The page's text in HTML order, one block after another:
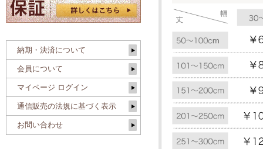
納期・決済について
会員について
マイページ ログイン
通信販売の法規に基づく表示
お問い合わせ